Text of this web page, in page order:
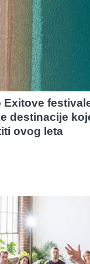
Exitove
destinacije
ovog leta